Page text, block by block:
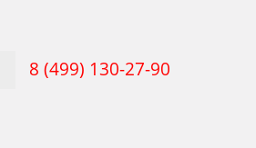
8 (499) 130-27-90